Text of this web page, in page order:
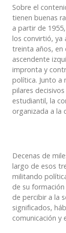
Sobre el
tienen buenas
a partir de
los convirtió, ya
treinta años, en
ascendente
impronta y
política. Junto a
pilares
estudiantil, la
organizada a la
Decenas de
largo de esos
militando
de su
de percibir a la
significados,
comunicación y